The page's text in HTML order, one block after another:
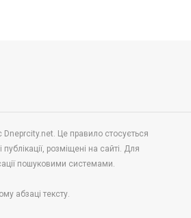
Dneprcity.net. Це правило стосується
розміщені на сайті. Для
пошуковими системами.
абзаці тексту.